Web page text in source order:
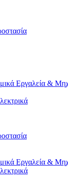
Εργαλεία &
Εργαλεία &